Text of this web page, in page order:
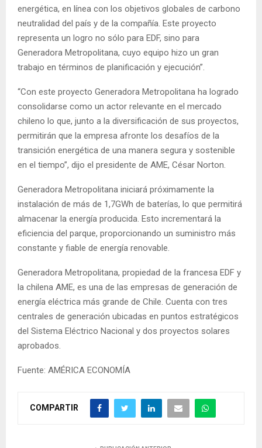
energética, en línea con los objetivos globales de carbono
neutralidad del país y de la compañía. Este proyecto
representa un logro no sólo para EDF, sino para
Generadora Metropolitana, cuyo equipo hizo un gran
trabajo en términos de planificación y ejecución”.
“Con este proyecto Generadora Metropolitana ha logrado
consolidarse como un actor relevante en el mercado
chileno lo que, junto a la diversificación de sus proyectos,
permitirán que la empresa afronte los desafíos de la
transición energética de una manera segura y sostenible
en el tiempo”, dijo el presidente de AME, César Norton.
Generadora Metropolitana iniciará próximamente la
instalación de más de 1,7GWh de baterías, lo que permitirá
almacenar la energía producida. Esto incrementará la
eficiencia del parque, proporcionando un suministro más
constante y fiable de energía renovable.
Generadora Metropolitana, propiedad de la francesa EDF y
la chilena AME, es una de las empresas de generación de
energía eléctrica más grande de Chile. Cuenta con tres
centrales de generación ubicadas en puntos estratégicos
del Sistema Eléctrico Nacional y dos proyectos solares
aprobados.
Fuente: AMÉRICA ECONOMÍA
COMPARTIR